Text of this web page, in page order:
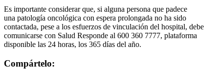
Es importante considerar que, si alguna persona que padece
una patología oncológica con espera prolongada no ha sido
contactada, pese a los esfuerzos de vinculación del hospital, debe
comunicarse con Salud Responde al 600 360 7777, plataforma
disponible las 24 horas, los 365 días del año.
Compártelo: